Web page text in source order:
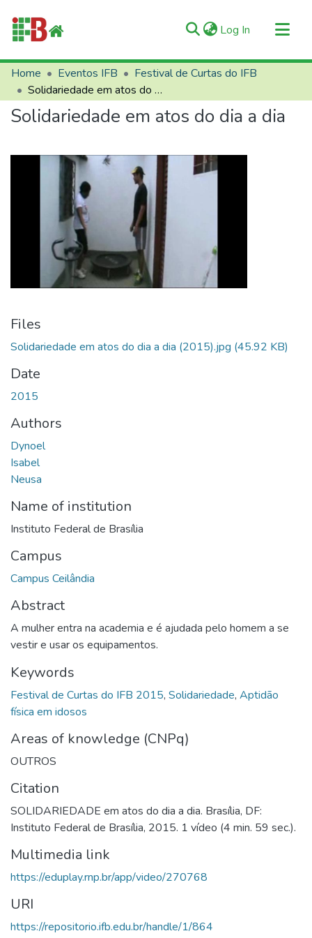
Log In (current)
Communities & Collections
All of RIIFB
Manuals and Terms
About RIIFB
Home Eventos IFB
Festival de Curtas do IFB
Solidariedade em atos do dia a dia
Solidariedade em atos do dia a dia
Files
Solidariedade em atos do dia a dia (2015).jpg (45.92 KB)
Date
2015
Authors
Dynoel
Isabel
Neusa
Name of institution
Instituto Federal de Brasília
Campus
Campus Ceilândia
Abstract
A mulher entra na academia e é ajudada pelo homem a se
vestir e usar os equipamentos.
Keywords
Festival de Curtas do IFB 2015, Solidariedade, Aptidão
física em idosos
Areas of knowledge (CNPq)
OUTROS
Citation
SOLIDARIEDADE em atos do dia a dia. Brasília, DF:
Instituto Federal de Brasília, 2015. 1 vídeo (4 min. 59 sec.).
Multimedia link
https://eduplay.rnp.br/app/video/270768
URI
https://repositorio.ifb.edu.br/handle/1/864